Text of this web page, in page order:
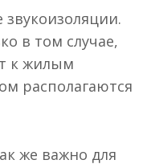
звукоизоляции.
в том случае,
к жилым
располагаются
же важно для